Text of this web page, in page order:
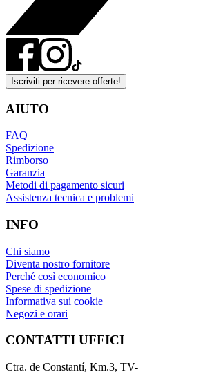
Iscriviti per ricevere offerte!
AIUTO
FAQ
Spedizione
Rimborso
Garanzia
Metodi di pagamento sicuri
Assistenza tecnica e problemi
INFO
Chi siamo
Diventa nostro fornitore
Perché così economico
Spese di spedizione
Informativa sui cookie
Negozi e orari
CONTATTI UFFICI
Ctra. de Constantí, Km.3, TV-